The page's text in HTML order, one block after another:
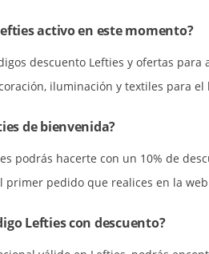
activo en este momento?
descuento Lefties y ofertas
iluminación y textiles para el
de bienvenida?
podrás hacerte con un 10% de
primer pedido que realices en la
Lefties con descuento?